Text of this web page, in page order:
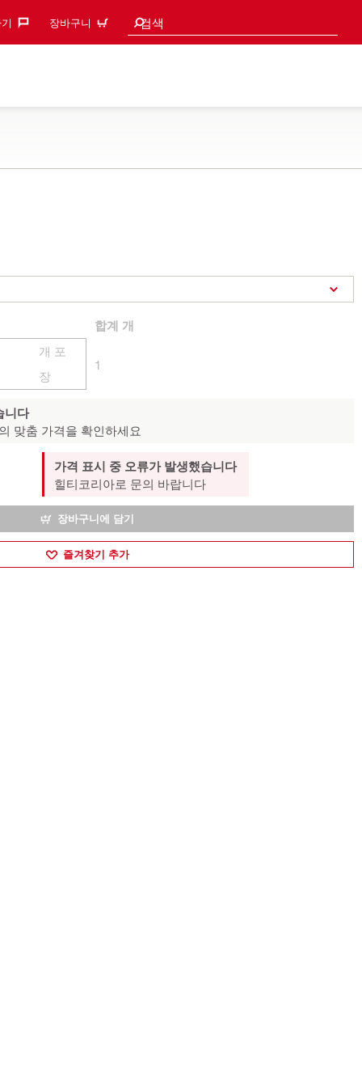
장바구니 검색
검색 추천
개 포
장
합계 개
1
니다
맞춤 가격을 확인하세요
가격 표시 중 오류가 발생했습니다
힐티코리아로 문의 바랍니다
장바구니에 담기
즐겨찾기 추가